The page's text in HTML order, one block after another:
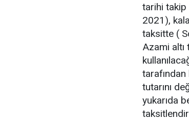
tarihi takip
2021),
taksitte (
Azami altı
tutarını
yukarıda